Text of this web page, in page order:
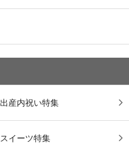
出産内祝い特集
スイーツ特集